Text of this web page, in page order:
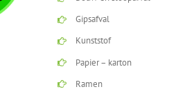
Gipsafval
Kunststof
Papier – karton
Ramen